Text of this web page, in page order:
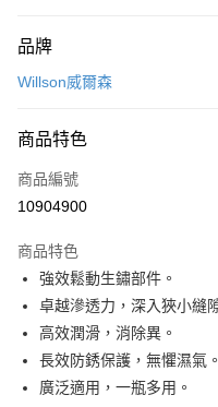
信用卡一次付款
3 期 0 利率 每期
合作金庫商業銀行
上海商業儲蓄銀行
臺灣中小企業銀行
匯豐（台灣）商業銀行
聯邦商業銀行
元大商業銀行
玉山商業銀行
台灣樂天信用卡公司
超商取貨付款
LINE Pay
Apple Pay
街口支付
悠遊付
Google Pay
品牌
Willson威爾森
商品特色
商品編號
10904900
商品特色
強效鬆動生鏽部件。
卓越滲透力，深入狹小縫
高效潤滑，消除異。
長效防銹保護，無懼濕氣。
廣泛適用，一瓶多用。